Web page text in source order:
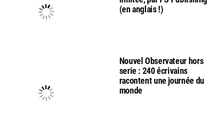
(en anglais !)
Nouvel Observateur hors
serie : 240 écrivains
racontent une journée du
monde